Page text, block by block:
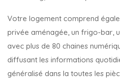
Votre logement comprend
privée aménagée, un frigo-bar,
avec plus de 80 chaines
diffusant les informations
généralisé dans la toutes les